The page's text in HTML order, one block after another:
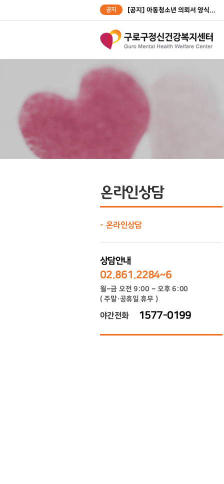
공지 [공지] 아동청소년 의뢰서 양식...
온라인상담
온라인상담
상담안내
02.861.2284~6
월~금 오전 9:00 ~ 오후 6:00
( 주말·공휴일 휴무 )
야간전화 1577-0199